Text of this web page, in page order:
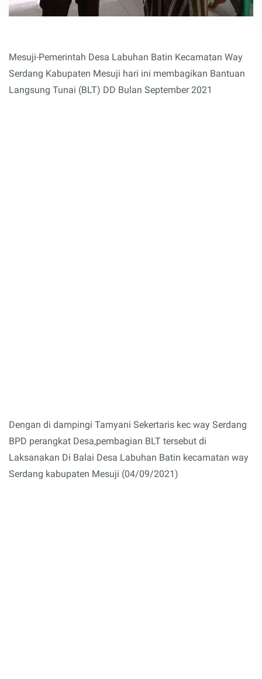
Mesuji-Pemerintah Desa Labuhan Batin Kecamatan Way
Serdang Kabupaten Mesuji hari ini membagikan Bantuan
Langsung Tunai (BLT) DD Bulan September 2021
Dengan di dampingi Tamyani Sekertaris kec way Serdang
BPD perangkat Desa,pembagian BLT tersebut di
Laksanakan Di Balai Desa Labuhan Batin kecamatan way
Serdang kabupaten Mesuji (04/09/2021)